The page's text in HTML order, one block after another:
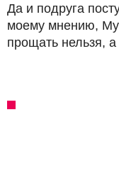
Да и подруга
моему мнению,
прощать нельзя,